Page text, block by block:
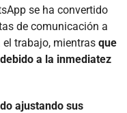
se ha convertido
de comunicación a
trabajo, mientras que
a la inmediatez
ajustando sus